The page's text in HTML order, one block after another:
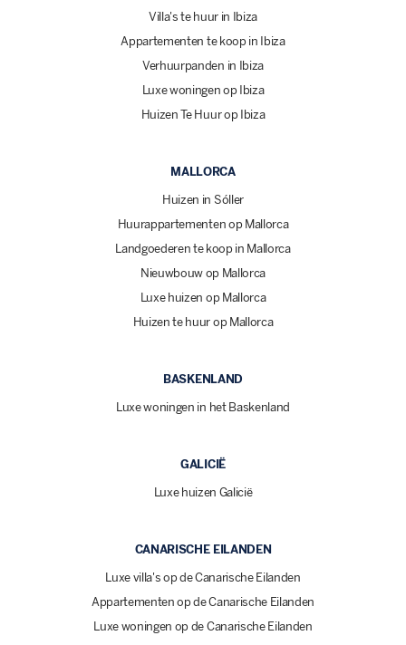
Villa's te huur in Ibiza
Appartementen te koop in Ibiza
Verhuurpanden in Ibiza
Luxe woningen op Ibiza
Huizen Te Huur op Ibiza
MALLORCA
Huizen in Sóller
Huurappartementen op Mallorca
Landgoederen te koop in Mallorca
Nieuwbouw op Mallorca
Luxe huizen op Mallorca
Huizen te huur op Mallorca
BASKENLAND
Luxe woningen in het Baskenland
GALICIË
Luxe huizen Galicië
CANARISCHE EILANDEN
Luxe villa's op de Canarische Eilanden
Appartementen op de Canarische Eilanden
Luxe woningen op de Canarische Eilanden